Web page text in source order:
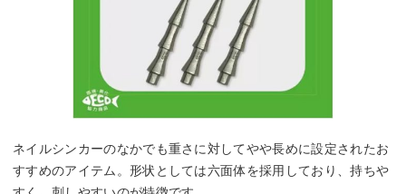
ネイルシンカーのなかでも重さに対してやや長めに設定されたお
すすめのアイテム。形状としては六面体を採用しており、持ちや